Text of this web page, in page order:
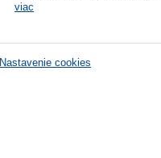
viac
Nastavenie cookies